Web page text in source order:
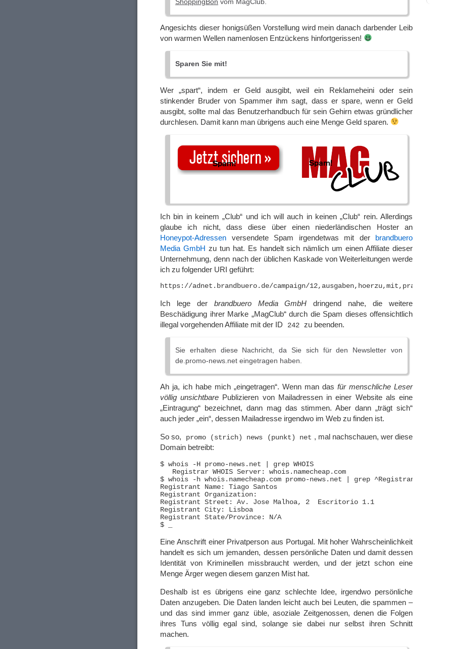
Angesichts dieser honigsüßen Vorstellung wird mein danach darbender Leib
von warmen Wellen namenlosen Entzückens hinfortgerissen!
Sparen Sie mit!
Wer „spart“, indem er Geld ausgibt, weil ein Reklameheini oder sein
stinkender Bruder von Spammer ihm sagt, dass er spare, wenn er Geld
ausgibt, sollte mal das Benutzerhandbuch für sein Gehirn etwas gründlicher
durchlesen. Damit kann man übrigens auch eine Menge Geld sparen.
Ich bin in keinem „Club“ und ich will auch in keinen „Club“ rein. Allerdings
glaube ich nicht, dass diese über einen niederländischen Hoster an
Honeypot-Adressen versendete Spam irgendetwas mit der brandbuero
Media GmbH zu tun hat. Es handelt sich nämlich um einen Affiliate dieser
Unternehmung, denn nach der üblichen Kaskade von Weiterleitungen werde
ich zu folgender URI geführt:
Ich lege der brandbuero Media GmbH dringend nahe, die weitere
Beschädigung ihrer Marke „MagClub“ durch die Spam dieses offensichtlich
illegal vorgehenden Affiliate mit der ID
242 zu beenden.
Sie erhalten diese Nachricht, da Sie sich für den Newsletter von
de.promo-news.net eingetragen haben.
Ah ja, ich habe mich „eingetragen“. Wenn man das für menschliche Leser
völlig unsichtbare Publizieren von Mailadressen in einer Website als eine
„Eintragung“ bezeichnet, dann mag das stimmen. Aber dann „trägt sich“
auch jeder „ein“, dessen Mailadresse irgendwo im Web zu finden ist.
So so, promo (strich) news (punkt) net , mal nachschauen, wer diese
Domain betreibt:
$ whois -H promo-news.net | grep WHOIS
   Registrar WHOIS Server: whois.namecheap.com
$ whois -h whois.namecheap.com promo-news.net | grep ^Registrant | sed 5q
Registrant Name: Tiago Santos
Registrant Organization:
Registrant Street: Av. Jose Malhoa, 2  Escritorio 1.1
Registrant City: Lisboa
Registrant State/Province: N/A
Eine Anschrift einer Privatperson aus Portugal. Mit hoher Wahrscheinlichkeit
handelt es sich um jemanden, dessen persönliche Daten und damit dessen
Identität von Kriminellen missbraucht werden, und der jetzt schon eine
Menge Ärger wegen diesem ganzen Mist hat.
Deshalb ist es übrigens eine ganz schlechte Idee, irgendwo persönliche
Daten anzugeben. Die Daten landen leicht auch bei Leuten, die spammen –
und das sind immer ganz üble, asoziale Zeitgenossen, denen die Folgen
ihres Tuns völlig egal sind, solange sie dabei nur selbst ihren Schnitt
machen.